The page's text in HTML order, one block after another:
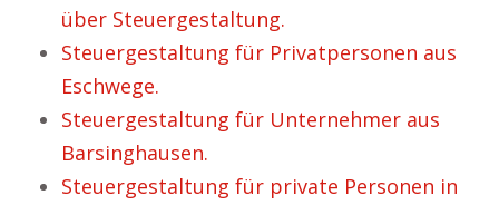
über Steuergestaltung.
Steuergestaltung für Privatpersonen aus
Eschwege.
Steuergestaltung für Unternehmer aus
Barsinghausen.
Steuergestaltung für private Personen in